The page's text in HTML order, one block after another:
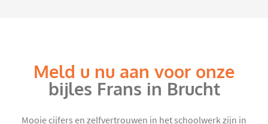
Meld u nu aan voor onze
bijles Frans in Brucht
Mooie cijfers en zelfvertrouwen in het schoolwerk zijn in